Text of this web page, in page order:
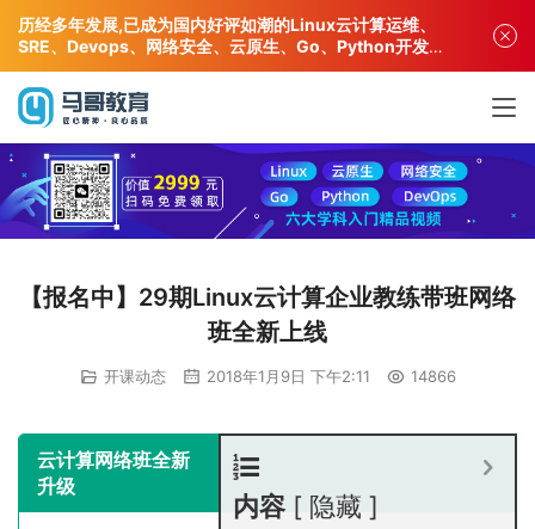
【报名中】29期Linux云计算企业教练带班网络
班全新上线
开课动态 2018年1月9日 下午2:11 14866
内容
隐藏
云计算网络班全新
升级
历经多年发展,已成为国内好评如潮的Linux云计算运维、
SRE、Devops、网络安全、云原生、Go、Python开发专
业人才培训机构!